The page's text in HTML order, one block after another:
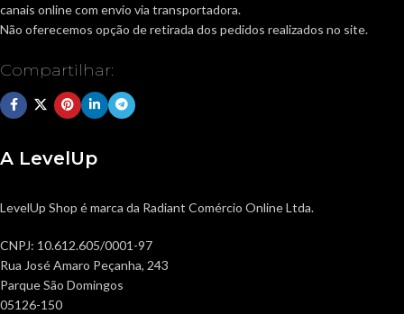
canais online com envio via transportadora.
Não oferecemos opção de retirada dos pedidos realizados no site.
Compartilhar:
A LevelUp
LevelUp Shop é marca da Radiant Comércio Online Ltda.
CNPJ: 10.612.605/0001-97
Rua José Amaro Peçanha, 243
Parque São Domingos
05126-150